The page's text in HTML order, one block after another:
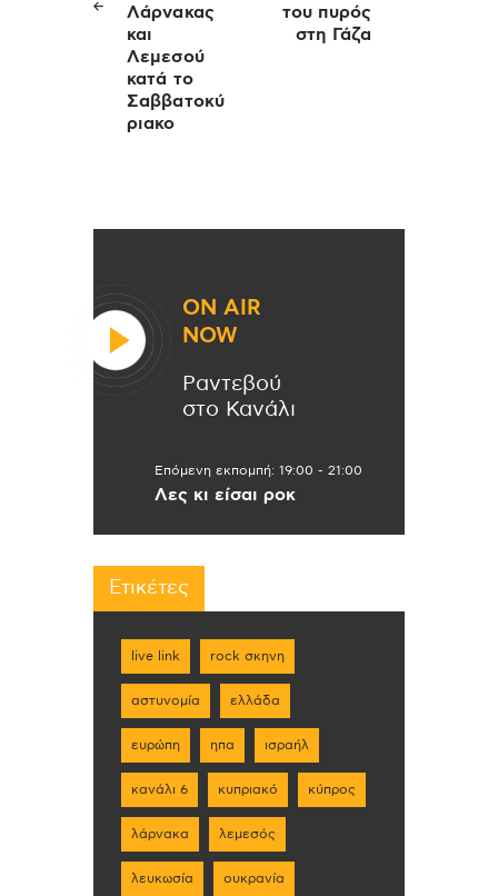
Λάρνακας
και
Λεμεσού
κατά το
Σαββατοκύ
ριακο
του πυρός
στη Γάζα
ON AIR
NOW
Ραντεβού
στο Κανάλι
Επόμενη εκπομπή: 19:00 - 21:00
Λες κι είσαι ροκ
Ετικέτες
live link rock σκηνη
αστυνομία ελλάδα
ευρώπη ηπα ισραήλ
κανάλι 6 κυπριακό κύπρος
λάρνακα λεμεσός
λευκωσία ουκρανία